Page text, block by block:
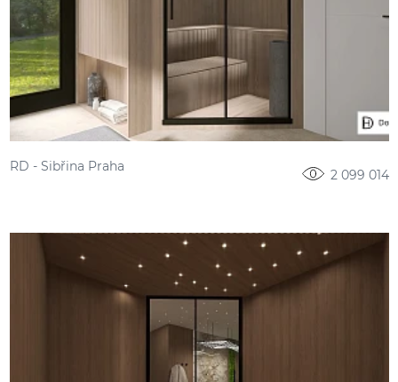
RD - Sibřina Praha
2 099 014